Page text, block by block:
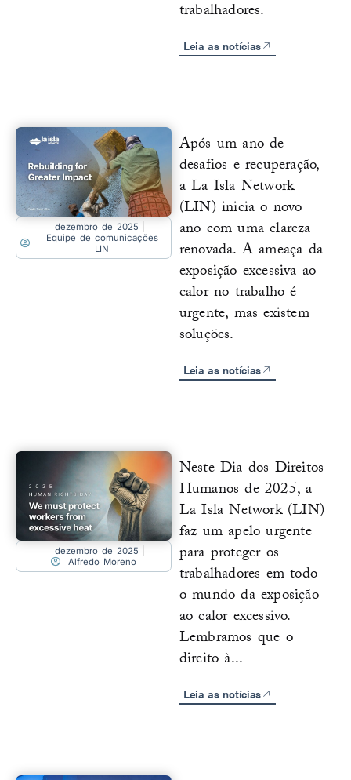
trabalhadores.
Leia as notícias
dezembro de 2025
Equipe de comunicações
LIN
Após um ano de
desafios e recuperação,
a La Isla Network
(LIN) inicia o novo
ano com uma clareza
renovada. A ameaça da
exposição excessiva ao
calor no trabalho é
urgente, mas existem
soluções.
Leia as notícias
dezembro de 2025
Alfredo Moreno
Neste Dia dos Direitos
Humanos de 2025, a
La Isla Network (LIN)
faz um apelo urgente
para proteger os
trabalhadores em todo
o mundo da exposição
ao calor excessivo.
Lembramos que o
direito à...
Leia as notícias